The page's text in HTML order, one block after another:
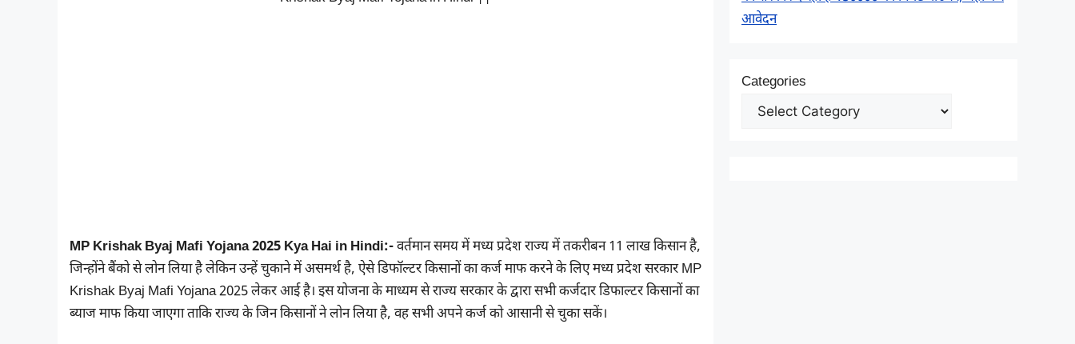
MP Krishak Byaj Mafi Yojana 2025 Kya Hai in Hindi:-वर्तमान समय में मध्य प्रदेश राज्य में तकरीबन 11 लाख किसान है,
जिन्होंने बैंको से लोन लिया है लेकिन उन्हें चुकाने में असमर्थ है, ऐसे डिफॉल्टर किसानों का कर्ज माफ करने के लिए मध्य प्रदेश सरकार MP
Krishak Byaj Mafi Yojana 2025 लेकर आई है। इस योजना के माध्यम से राज्य सरकार के द्वारा सभी कर्जदार डिफाल्टर किसानों का
ब्याज माफ किया जाएगा ताकि राज्य के जिन किसानों ने लोन लिया है, वह सभी अपने कर्ज को आसानी से चुका सकें।
आवेदन
Categories